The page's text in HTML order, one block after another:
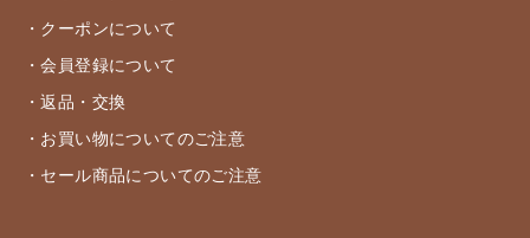
・クーポンについて
・会員登録について
・返品・交換
・お買い物についてのご注意
・セール商品についてのご注意